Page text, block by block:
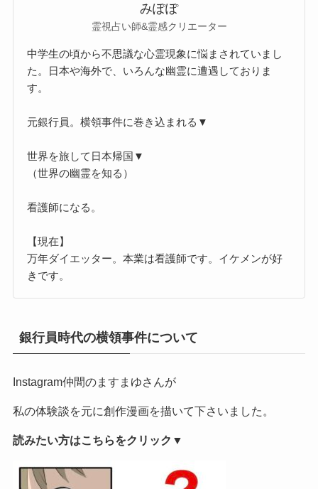
みぽぽ
霊視占い師&霊感クリエーター
中学生の頃から不思議な心霊現象に悩まされていまし
た。日本や海外で、いろんな幽霊に遭遇しておりま
す。
元銀行員。横領事件に巻き込まれる▼
世界を旅して日本帰国▼
（世界の幽霊を知る）
看護師になる。
【現在】
万年ダイエッター。本業は看護師です。イケメンが好
きです。
銀行員時代の横領事件について
Instagram仲間のますまゆさんが
私の体験談を元に創作漫画を描いて下さいました。
読みたい方はこちらをクリック▼